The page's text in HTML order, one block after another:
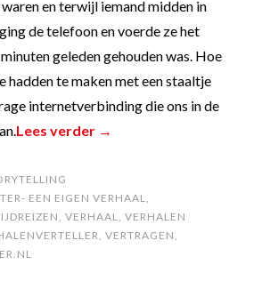
en terwijl iemand midden in
de telefoon en voerde ze het
geleden gehouden was. Hoe
hadden te maken met een staaltje
internetverbinding die ons in de
Lees verder →
EEN EIGEN VERHAAL,
, VERHAAL, VERHALEN
, VERTRAGEN,